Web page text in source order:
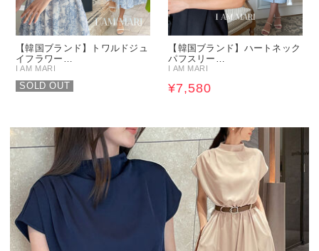
【韓国ブランド】トワルドジュ
イフラワー…
I AM MARI
SOLD OUT
【韓国ブランド】ハートネック
パフスリー…
I AM MARI
¥7,580